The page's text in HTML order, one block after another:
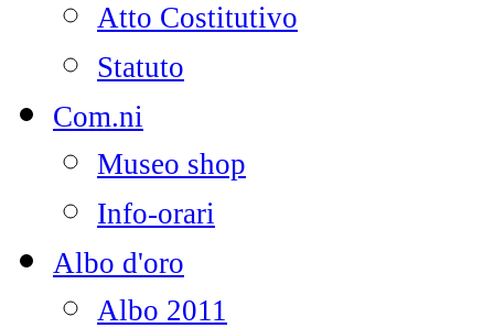
Atto Costitutivo
Statuto
Com.ni
Museo shop
Info-orari
Albo d'oro
Albo 2011